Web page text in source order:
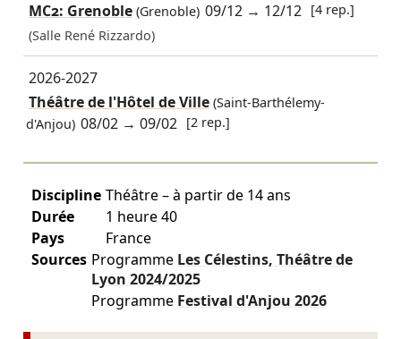
MC2: Grenoble(Grenoble) 09/12 → 12/12 [4 rep.]
(Salle René Rizzardo)
2026-2027
Théâtre de l'Hôtel de Ville(Saint-Barthélemy-
d'Anjou) 08/02 →09/02 [2 rep.]
Discipline Théâtre – à partir de 14 ans
Durée
1 heure 40
Pays
France
Sources Programme Les Célestins, Théâtre de
Lyon 2024/2025
Programme Festival d'Anjou 2026